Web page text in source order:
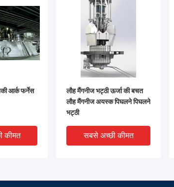
आर्क फर्नेस
कीमत
लौह मैंगनीज भट्ठी ऊर्जा की बचत
लौह मैंगनीज अयस्क पिघलने पिघलने
भट्ठी
सबसे अच्छी कीमत